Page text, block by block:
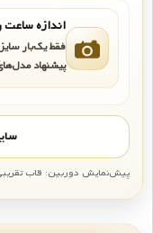
اندازه ساعت
فقط یک‌بار
پیشنهاد
پیش‌نمایش دوربین: قاب تقریبی با +۲.۵ میلی‌متر